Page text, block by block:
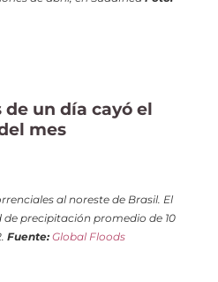
de un día cayó el
mes
al noreste de Brasil. El
precipitación promedio de 10
Fuente: Global Floods